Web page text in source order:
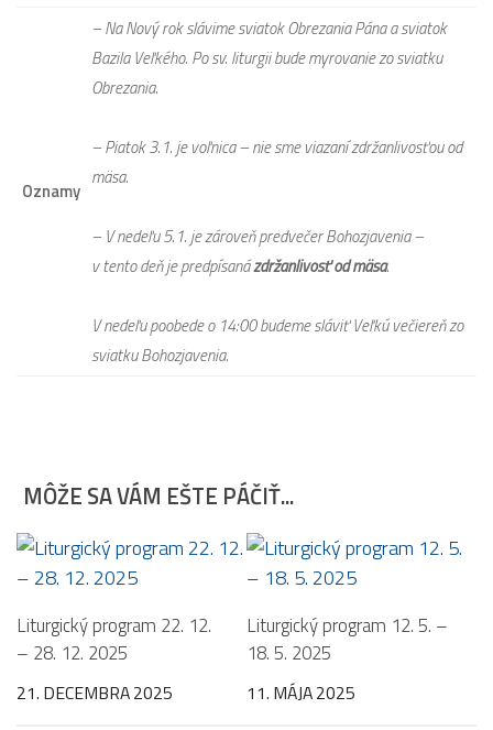
Oznamy
– Na Nový rok slávime sviatok Obrezania Pána a sviatok
Bazila Veľkého. Po sv. liturgii bude myrovanie zo sviatku
Obrezania.
– Piatok 3.1. je voľnica – nie sme viazaní zdržanlivosťou od
mäsa.
– V nedeľu 5.1. je zároveň predvečer Bohozjavenia –
v tento deň je predpísanázdržanlivosť od mäsa.
V nedeľu poobede o 14:00 budeme sláviť Veľkú večiereň zo
sviatku Bohozjavenia.
MÔŽE SA VÁM EŠTE PÁČIŤ...
Liturgický program 22. 12.
– 28. 12. 2025
21. DECEMBRA 2025
Liturgický program 12. 5. –
18. 5. 2025
11. MÁJA 2025